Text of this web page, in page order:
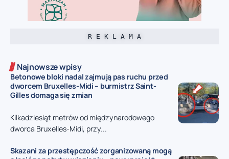
R E K L A M A
Najnowsze wpisy
Betonowe bloki nadal zajmują pas ruchu przed
dworcem Bruxelles-Midi – burmistrz Saint-
Gilles domaga się zmian
Kilkadziesiąt metrów od międzynarodowego
dworca Bruxelles-Midi, przy...
Skazani za przestępczość zorganizowaną mogą